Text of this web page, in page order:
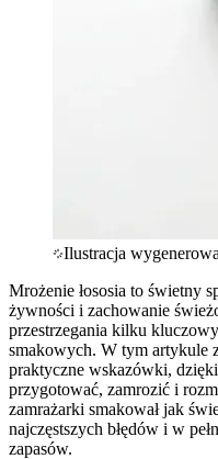
Ilustracja
Mrożenie łososia to świetny
żywności i zachowanie
przestrzegania kilku
smakowych. W tym artykule
praktyczne wskazówki,
przygotować, zamrozić i
zamrażarki smakował jak
najczęstszych błędów i w
zapasów.